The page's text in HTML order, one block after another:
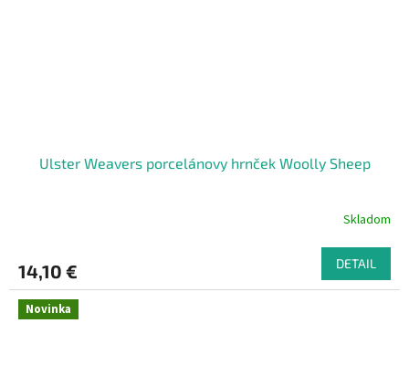
Ulster Weavers porcelánovy hrnček Woolly Sheep
Skladom
14,10 € DETAIL
Novinka